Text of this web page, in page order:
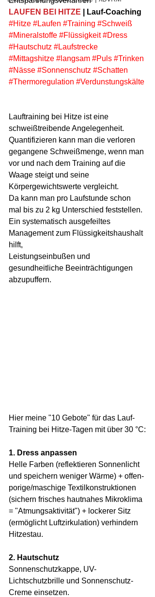
LAUFEN BEI HITZE | Lauf-Coaching
#Hitze #Laufen #Training #Schweiß
#Mineralstoffe #Flüssigkeit #Dress
#Hautschutz #Laufstrecke
#Mittagshitze #langsam #Puls #Trinken
#Nässe #Sonnenschutz #Schatten
#Thermoregulation #Verdunstungskälte
Lauftraining bei Hitze ist eine
schweißtreibende Angelegenheit.
Quantifizieren kann man die verloren
gegangene Schweißmenge, wenn man
vor und nach dem Training auf die
Waage steigt und seine
Körpergewichtswerte vergleicht.
Da kann man pro Laufstunde schon
mal bis zu 2 kg Unterschied feststellen.
Ein systematisch ausgefeiltes
Management zum Flüssigkeitshaushalt
hilft,
Leistungseinbußen und
gesundheitliche Beeinträchtigungen
abzupuffern.
Hier meine "10 Gebote" für das Lauf-
Training bei Hitze-Tagen mit über 30 °C:
1. Dress anpassen
Helle Farben (reflektieren Sonnenlicht
und speichern weniger Wärme) + offen-
porige/maschige Textilkonstruktionen
(sichern frisches hautnahes Mikroklima
= "Atmungsaktivität") + lockerer Sitz
(ermöglicht Luftzirkulation) verhindern
Hitzestau.
2. Hautschutz
Sonnenschutzkappe, UV-
Lichtschutzbrille und Sonnenschutz-
Creme einsetzen.